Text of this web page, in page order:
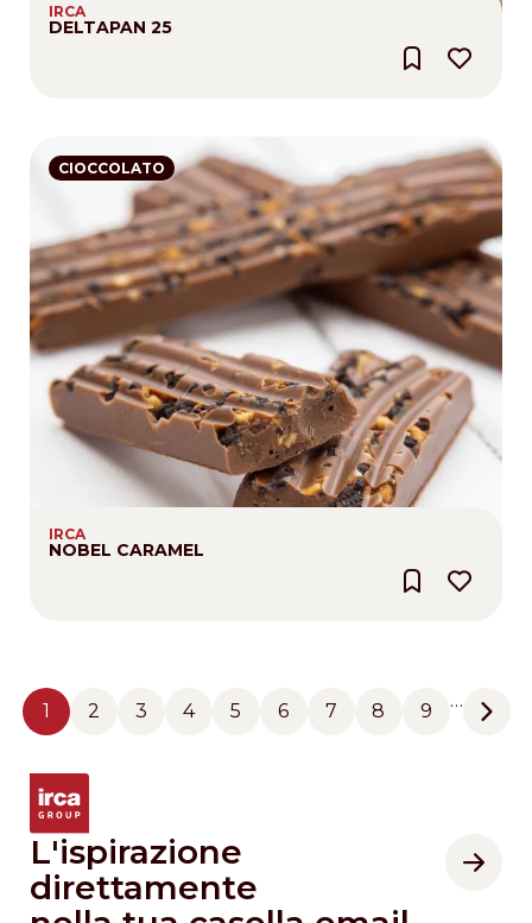
IRCA
DELTAPAN 25
CIOCCOLATO
IRCA
NOBEL CARAMEL
Pagina
1 Pagina
2 Pagina
3 Pagina
4 Pagina
5 Pagina
6 Pagina
7 Pagina
8 Pagina
9
…
L'ispirazione
direttamente